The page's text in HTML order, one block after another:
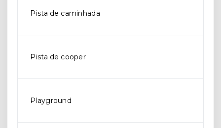
Pista de caminhada
Pista de cooper
Playground